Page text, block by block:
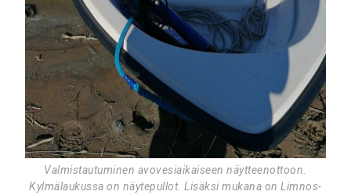
Valmistautuminen avovesiaikaiseen näytteenottoon.
Kylmälaukussa on näytepullot. Lisäksi mukana on Limnos-